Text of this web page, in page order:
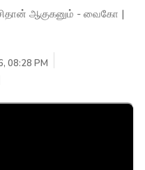
ஆகுகனும் - வைகோ |
08:28 PM